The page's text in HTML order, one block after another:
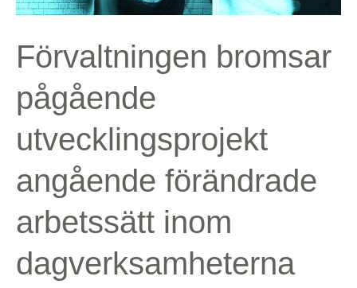
Förvaltningen bromsar
pågående
utvecklingsprojekt
angående förändrade
arbetssätt inom
dagverksamheterna